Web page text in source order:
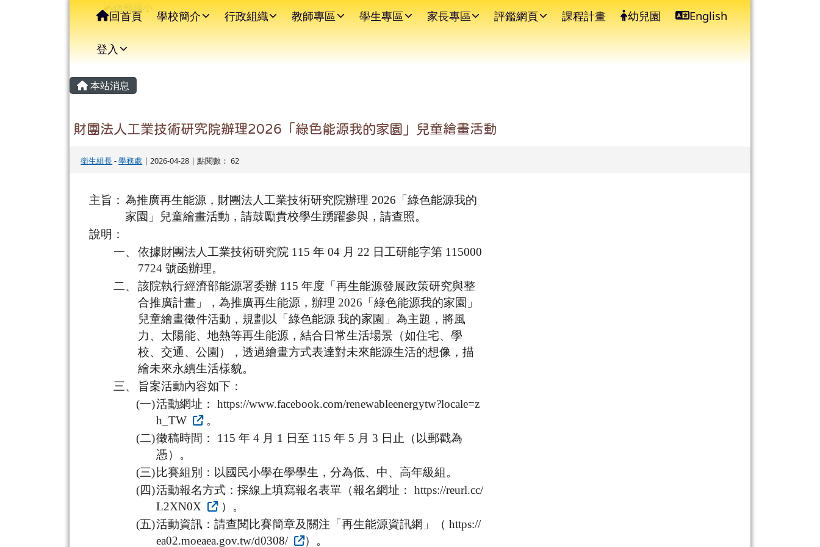
信義國小 ⏸
導覽列
回首頁 學校簡介 行政組織 教師專區 學生專區 家長專區 評鑑網頁 課程計畫 幼兒園 English
登入
主內容區域
本站消息
財團法人工業技術研究院辦理2026「綠色能源我的家園」兒童繪畫活動
衛生組長-學務處 | 2026-04-28 | 點閱數： 62
主旨： 為推廣再生能源，財團法人工業技術研究院辦理 2026「綠色能源我的
家園」兒童繪畫活動，請鼓勵貴校學生踴躍參與，請查照。
說明：
一、 依據財團法人工業技術研究院 115 年 04 月 22 日工研能字第 115000
7724 號函辦理。
二、 該院執行經濟部能源署委辦 115 年度「再生能源發展政策研究與整
合推廣計畫」，為推廣再生能源，辦理 2026「綠色能源我的家園」
兒童繪畫徵件活動，規劃以「綠色能源 我的家園」為主題，將風
力、太陽能、地熱等再生能源，結合日常生活場景（如住宅、學
校、交通、公園），透過繪畫方式表達對未來能源生活的想像，描
繪未來永續生活樣貌。
三、
旨案活動內容如下：
(一)活動網址： https://www.facebook.com/renewableenergytw?locale=z
h_TW
。
(二)徵稿時間： 115 年 4 月 1 日至 115 年 5 月 3 日止（以郵戳為
憑）。
(三) 比賽組別：以國民小學在學學生，分為低、中、高年級組。
(四)活動報名方式：採線上填寫報名表單（報名網址： https://reurl.cc/
L2XN0X
）。
(五)活動資訊：請查閱比賽簡章及關注「再生能源資訊網」（ https://
ea02.moeaea.gov.tw/d0308/
）。
頁尾區域